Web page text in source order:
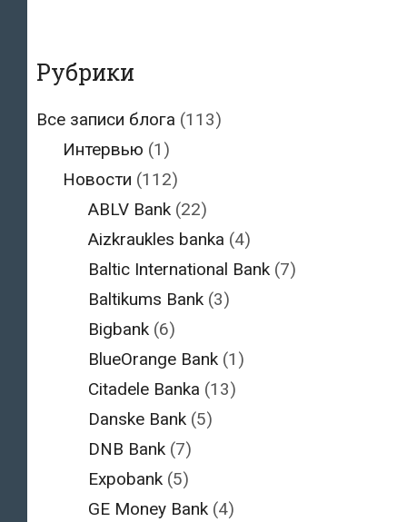
Рубрики
Все записи блога (113)
Интервью (1)
Новости (112)
ABLV Bank (22)
Aizkraukles banka (4)
Baltic International Bank (7)
Baltikums Bank (3)
Bigbank (6)
BlueOrange Bank (1)
Citadele Banka (13)
Danske Bank (5)
DNB Bank (7)
Expobank (5)
GE Money Bank (4)